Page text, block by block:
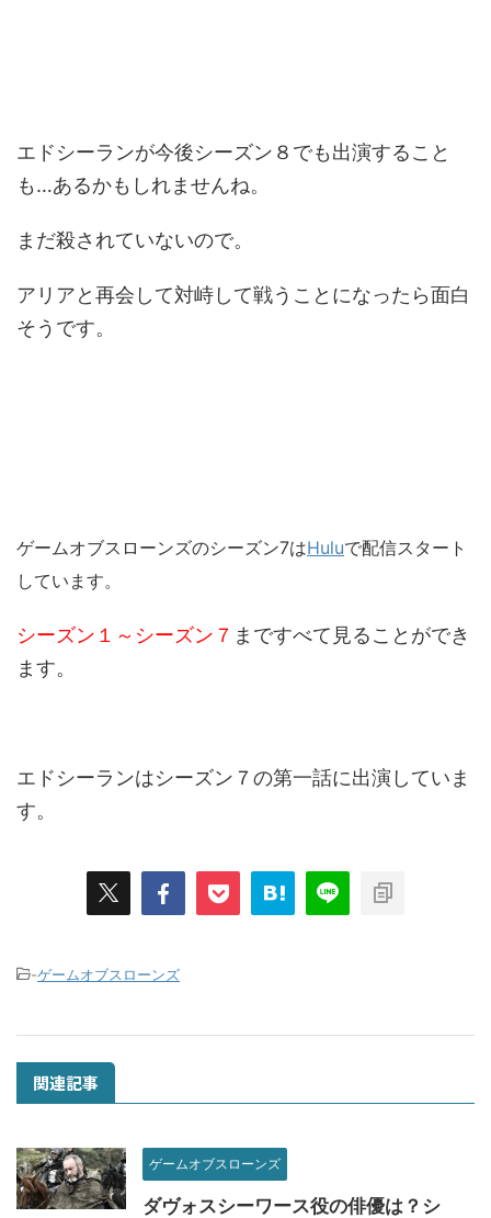
エドシーランが今後シーズン８でも出演すること
も…あるかもしれませんね。
まだ殺されていないので。
アリアと再会して対峙して戦うことになったら面白
そうです。
ゲームオブスローンズのシーズン7はHuluで配信スタート
しています。
シーズン１～シーズン７ まですべて見ることができ
ます。
エドシーランはシーズン７の第一話に出演していま
す。
-ゲームオブスローンズ
関連記事
ゲームオブスローンズ
ダヴォスシーワース役の俳優は？シ